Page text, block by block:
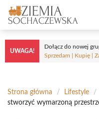
Przejdź
do
treści
UWAGA!
Dołącz do nowej
Sprzedam | Kupię |
Strona główna / Lifestyle /
stworzyć wymarzoną